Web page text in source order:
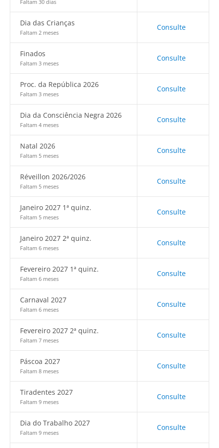
Faltam 30 dias
Dia das Crianças
Faltam 2 meses
Consulte
Finados
Faltam 3 meses
Consulte
Proc. da República 2026
Faltam 3 meses
Consulte
Dia da Consciência Negra 2026
Faltam 4 meses
Consulte
Natal 2026
Faltam 5 meses
Consulte
Réveillon 2026/2026
Faltam 5 meses
Consulte
Janeiro 2027 1ª quinz.
Faltam 5 meses
Consulte
Janeiro 2027 2ª quinz.
Faltam 6 meses
Consulte
Fevereiro 2027 1ª quinz.
Faltam 6 meses
Consulte
Carnaval 2027
Faltam 6 meses
Consulte
Fevereiro 2027 2ª quinz.
Faltam 7 meses
Consulte
Páscoa 2027
Faltam 8 meses
Consulte
Tiradentes 2027
Faltam 9 meses
Consulte
Dia do Trabalho 2027
Faltam 9 meses
Consulte